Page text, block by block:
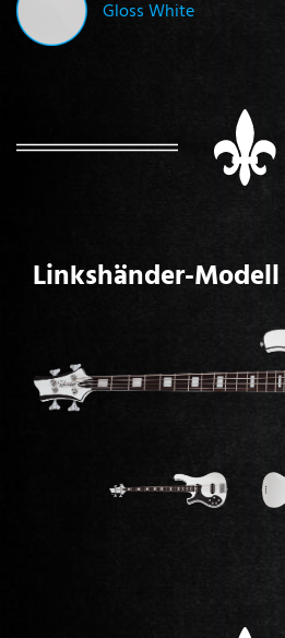
Gloss White
Linkshänder-